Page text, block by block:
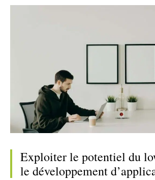
Exploiter le potentiel du
le développement